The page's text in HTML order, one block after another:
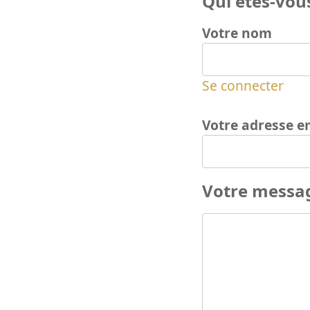
Votre nom
Se connecter
Votre adresse
Votre